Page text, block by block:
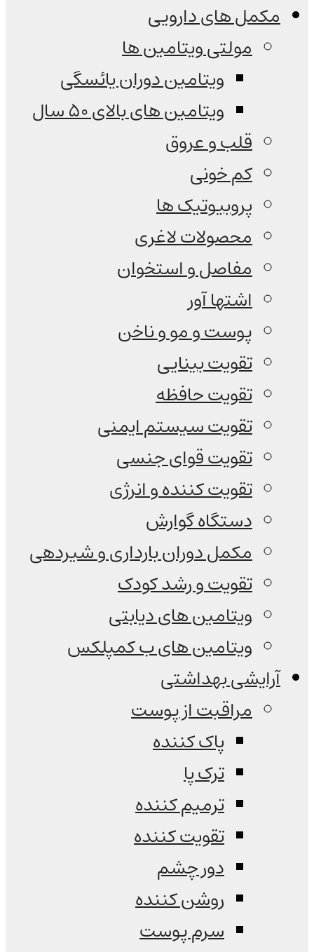
مکمل های دارویی
مولتی ویتامین ها
ویتامین دوران یائسگی
ویتامین های بالای 50 سال
قلب و عروق
کم خونی
پروبیوتیک ها
محصولات لاغری
مفاصل و استخوان
اشتها آور
پوست و مو و ناخن
تقویت بینایی
تقویت حافظه
تقویت سیستم ایمنی
تقویت قوای جنسی
تقویت کننده و انرژی
دستگاه گوارش
مکمل دوران بارداری و شیردهی
تقویت و رشد کودک
ویتامین های دیابتی
ویتامین های ب کمپلکس
آرایشی بهداشتی
مراقبت از پوست
پاک کننده
ترک پا
ترمیم کننده
تقویت کننده
دور چشم
روشن کننده
سرم پوست